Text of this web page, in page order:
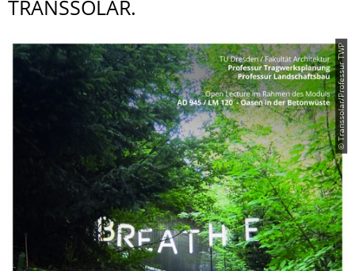
RANSSOLAR.
© Transsolar/Professur TWP